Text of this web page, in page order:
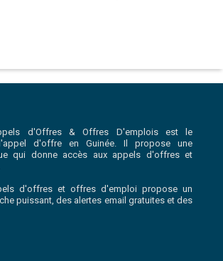
d'Offres & Offres D'emplois est le
d'offre en Guinée. Il propose une
qui donne accès aux appels d'offres et
d'offres et offres d'emploi propose un
puissant, des alertes email gratuites et des